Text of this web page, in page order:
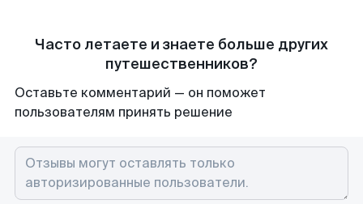
Часто летаете и знаете больше других
путешественников?
Оставьте комментарий — он поможет
пользователям принять решение